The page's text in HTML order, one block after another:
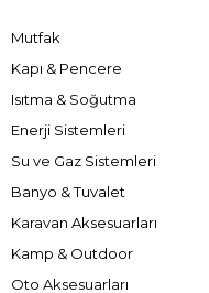
Mutfak
Kapı & Pencere
Isıtma & Soğutma
Enerji Sistemleri
Su ve Gaz Sistemleri
Banyo & Tuvalet
Karavan Aksesuarları
Kamp & Outdoor
Oto Aksesuarları